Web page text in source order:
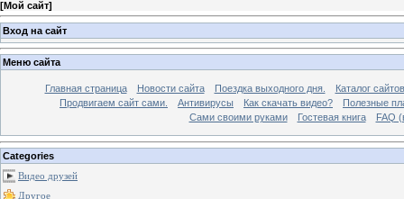
[Мой сайт]
Вход на сайт
Меню сайта
Главная страница Новости сайта Поездка выходного дня.
Каталог сайтов
Продвигаем сайт сами.
Антивирусы Как скачать видео?
Полезные
Сами своими руками
Гостевая книга FAQ
Categories
Видео друзей
Другое